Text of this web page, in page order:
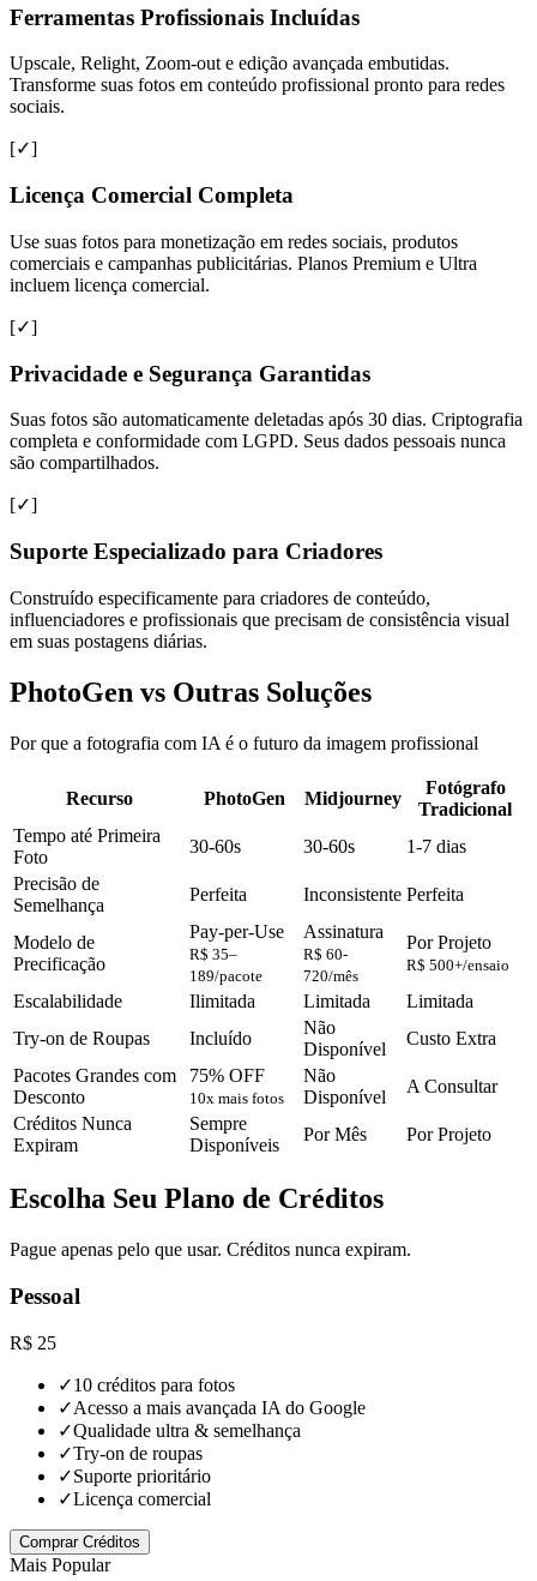
Ferramentas Profissionais Incluídas
Upscale, Relight, Zoom-out e edição avançada embutidas.
Transforme suas fotos em conteúdo profissional pronto para redes
sociais.
[✓]
Licença Comercial Completa
Use suas fotos para monetização em redes sociais, produtos
comerciais e campanhas publicitárias. Planos Premium e Ultra
incluem licença comercial.
[✓]
Privacidade e Segurança Garantidas
Suas fotos são automaticamente deletadas após 30 dias. Criptografia
completa e conformidade com LGPD. Seus dados pessoais nunca
são compartilhados.
[✓]
Suporte Especializado para Criadores
Construído especificamente para criadores de conteúdo,
influenciadores e profissionais que precisam de consistência visual
em suas postagens diárias.
PhotoGen vs Outras Soluções
Por que a fotografia com IA é o futuro da imagem profissional
Recurso PhotoGen Midjourney
Fotógrafo
Tradicional
Tempo até Primeira
Foto
30-60s 30-60s
1-7 dias
Precisão de
Semelhança
Perfeita Inconsistente Perfeita
Modelo de
Precificação
Pay-per-Use
R$ 35–
189/pacote
Assinatura
R$ 60-
720/mês
Por Projeto
R$ 500+/ensaio
Escalabilidade Ilimitada Limitada
Limitada
Try-on de Roupas
Incluído
Não
Disponível
Custo Extra
Pacotes Grandes com
Desconto
75% OFF
10x mais fotos
Não
Disponível
A Consultar
Créditos Nunca
Expiram
Sempre
Disponíveis
Por Mês Por Projeto
Escolha Seu Plano de Créditos
Pague apenas pelo que usar. Créditos nunca expiram.
Pessoal
R$ 25
✓10 créditos para fotos
✓Acesso a mais avançada IA do Google
✓Qualidade ultra & semelhança
✓Try-on de roupas
✓Suporte prioritário
✓Licença comercial
Comprar Créditos
Mais Popular